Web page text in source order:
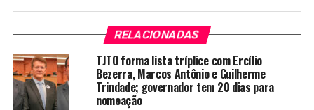
RELACIONADAS
TJTO forma lista tríplice com Ercílio
Bezerra, Marcos Antônio e Guilherme
Trindade; governador tem 20 dias para
nomeação